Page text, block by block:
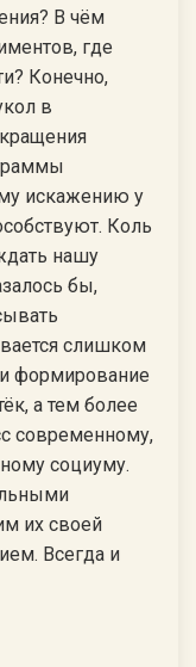
В чём
где
Конечно,
в
искажению у
Коль
нашу
бы,
слишком
формирование
а тем более
современному,
социуму.
их своей
Всегда и